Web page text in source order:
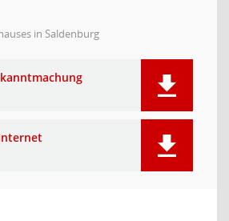
in Saldenburg